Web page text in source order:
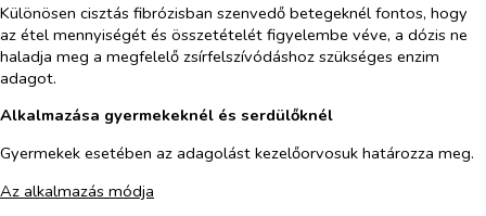
Különösen cisztás fibrózisban szenvedő betegeknél fontos, hogy
az étel mennyiségét és összetételét figyelembe véve, a dózis ne
haladja meg a megfelelő zsírfelszívódáshoz szükséges enzim
adagot.
Alkalmazása gyermekeknél és serdülőknél
Gyermekek esetében az adagolást kezelőorvosuk határozza meg.
Az alkalmazás módja